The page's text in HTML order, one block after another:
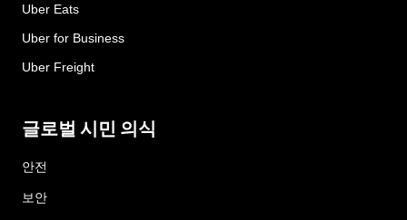
Uber Eats
Uber for Business
Uber Freight
글로벌 시민 의식
안전
보안